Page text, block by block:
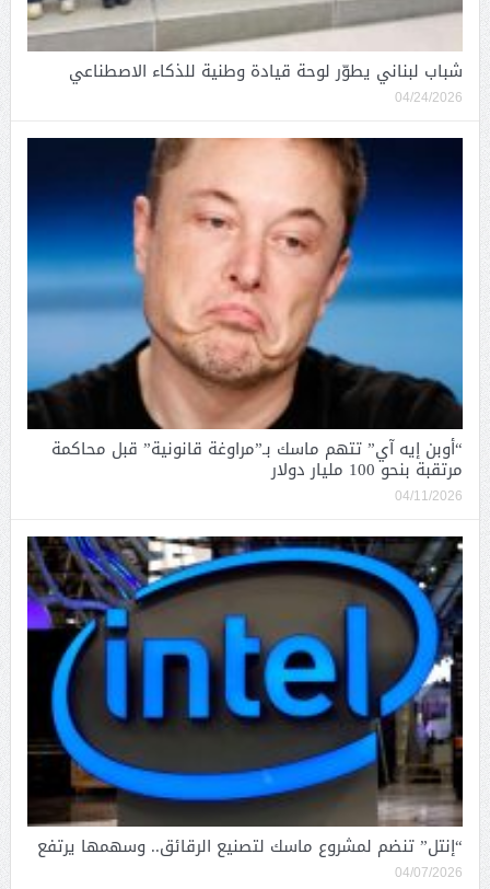
شباب لبناني يطوّر لوحة قيادة وطنية للذكاء الاصطناعي
04/24/2026
“أوبن إيه آي” تتهم ماسك بـ”مراوغة قانونية” قبل محاكمة
مرتقبة بنحو 100 مليار دولار
04/11/2026
“إنتل” تنضم لمشروع ماسك لتصنيع الرقائق.. وسهمها يرتفع
04/07/2026